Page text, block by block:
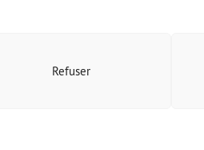
Refuser